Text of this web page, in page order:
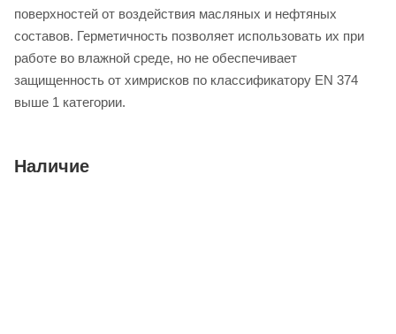
поверхностей от воздействия масляных и нефтяных
составов. Герметичность позволяет использовать их при
работе во влажной среде, но не обеспечивает
защищенность от химрисков по классификатору EN 374
выше 1 категории.
Наличие